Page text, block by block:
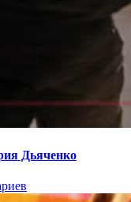
Дьяченко